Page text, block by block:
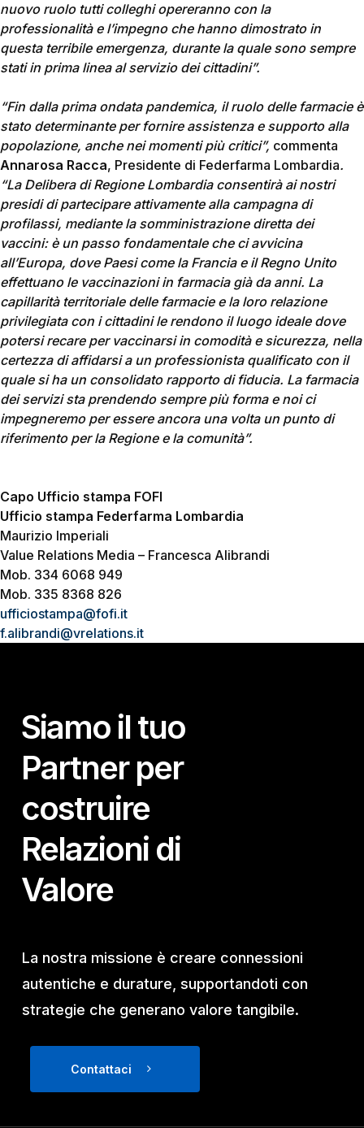
nuovo ruolo tutti colleghi opereranno con la
professionalità e l’impegno che hanno dimostrato in
questa terribile emergenza, durante la quale sono sempre
stati in prima linea al servizio dei cittadini”.
“Fin dalla prima ondata pandemica, il ruolo delle farmacie è
stato determinante per fornire assistenza e supporto alla
popolazione, anche nei momenti più critici”, commenta
Annarosa Racca, Presidente di Federfarma Lombardia.
“La Delibera di Regione Lombardia consentirà ai nostri
presidi di partecipare attivamente alla campagna di
profilassi, mediante la somministrazione diretta dei
vaccini: è un passo fondamentale che ci avvicina
all’Europa, dove Paesi come la Francia e il Regno Unito
effettuano le vaccinazioni in farmacia già da anni. La
capillarità territoriale delle farmacie e la loro relazione
privilegiata con i cittadini le rendono il luogo ideale dove
potersi recare per vaccinarsi in comodità e sicurezza, nella
certezza di affidarsi a un professionista qualificato con il
quale si ha un consolidato rapporto di fiducia. La farmacia
dei servizi sta prendendo sempre più forma e noi ci
impegneremo per essere ancora una volta un punto di
riferimento per la Regione e la comunità”.
Capo Ufficio stampa FOFI
Ufficio stampa Federfarma Lombardia
Maurizio Imperiali
Value Relations Media – Francesca Alibrandi
Mob. 334 6068 949
Mob. 335 8368 826
ufficiostampa@fofi.it
f.alibrandi@vrelations.it
Siamo il tuo
Partner per
costruire
Relazioni di
Valore
La nostra missione è creare connessioni
autentiche e durature, supportandoti con
strategie che generano valore tangibile.
Contattaci